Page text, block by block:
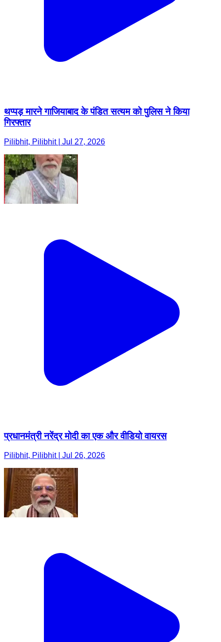
थप्पड़ मारने गाजियाबाद के पंडित सत्यम को पुलिस ने किया
गिरफ्तार
Pilibhit, Pilibhit | Jul 27, 2026
प्रधानमंत्री नरेंद्र मोदी का एक और वीडियो वायरस
Pilibhit, Pilibhit | Jul 26, 2026